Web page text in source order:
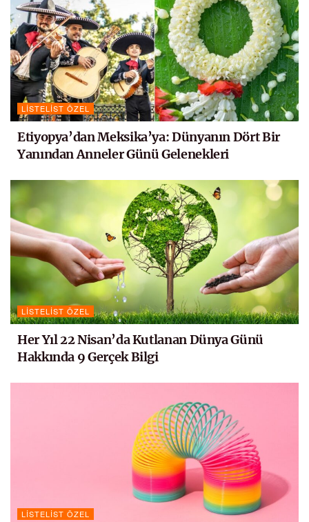
LISTELIST ÖZEL
Etiyopya’dan Meksika’ya: Dünyanın Dört Bir
Yanından Anneler Günü Gelenekleri
LISTELIST ÖZEL
Her Yıl 22 Nisan’da Kutlanan Dünya Günü
Hakkında 9 Gerçek Bilgi
LISTELIST ÖZEL